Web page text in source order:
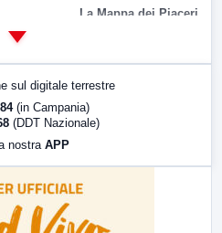
La Mappa dei Piaceri
sul digitale terrestre
(in Campania)
(DDT Nazionale)
nostra APP